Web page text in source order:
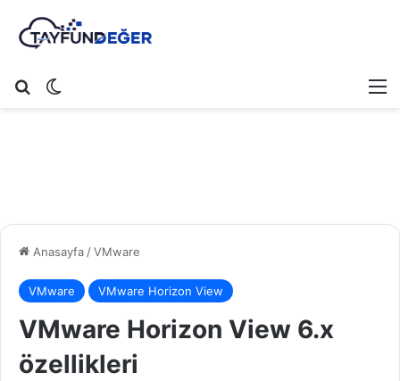
Arama yap ...
Anasayfa/VMware
VMware VMware Horizon View
VMware Horizon View 6.x
özellikleri